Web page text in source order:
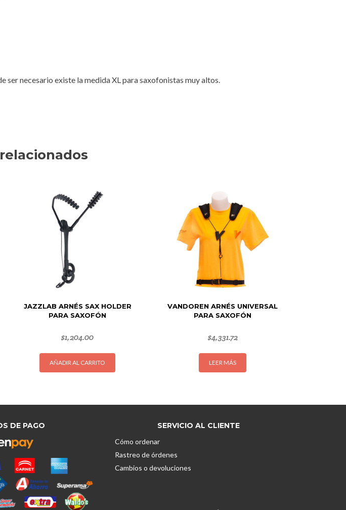
ser necesario existe la medida XL para saxofonistas muy altos.
JAZZLAB ARNÉS SAX HOLDER
PARA SAXOFÓN
$1,204.00
AÑADIR AL CARRITO
VANDOREN ARNÉS UNIVERSAL
PARA SAXOFÓN
$4,331.72
LEER MÁS
DE PAGO SERVICIO AL CLIENTE
Cómo ordenar
Rastreo de órdenes
Cambios o devoluciones